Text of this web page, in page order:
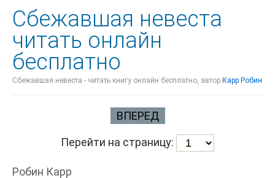
Сбежавшая невеста
читать онлайн
бесплатно
Сбежавшая невеста - читать книгу онлайн бесплатно, автор Карр Робин
ВПЕРЕД
Перейти на страницу:
Робин Карр